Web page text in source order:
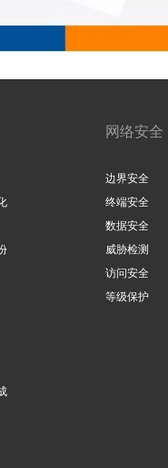
网络安全
边界安全
终端安全
数据安全
威胁检测
访问安全
等级保护